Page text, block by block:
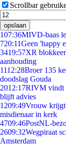
Scrollbar
opslaan
107:36MIVD-baas
720:11Geen 'happy
3419:57XR
aanhouding
1112:28Broer 135
doodslag Gouda
2012:17RIVM vindt
blijft advies
1209:49Vrouw krijgt
misdienaar in kerk
4709:46PostNL-
2609:32Wegpiraat
Amsterdam